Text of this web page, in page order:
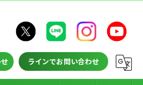
ラインでお問い合わせ